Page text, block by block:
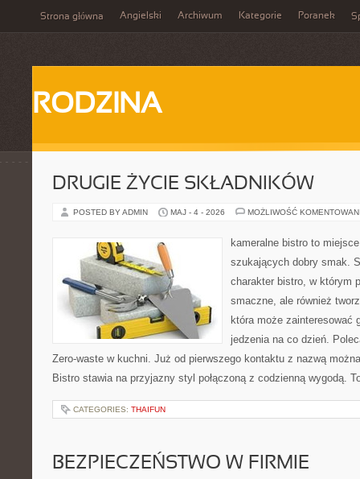
Strona główna Angielski Archiwum Kategorie Poranek
RODZINA
DRUGIE ŻYCIE SKŁADNIKÓW
POSTED BY ADMIN MAJ - 4 - 2026 MOŻLIWOŚĆ
kameralne bistro to
szukających dobry smak.
charakter bistro, w którym
smaczne, ale również
która może zainteresować
jedzenia na co dzień.
Zero-waste w kuchni. Już od pierwszego kontaktu z nazwą
Bistro stawia na przyjazny styl połączoną z codzienną wygodą.
CATEGORIES: THAIFUN
BEZPIECZEŃSTWO W FIRMIE